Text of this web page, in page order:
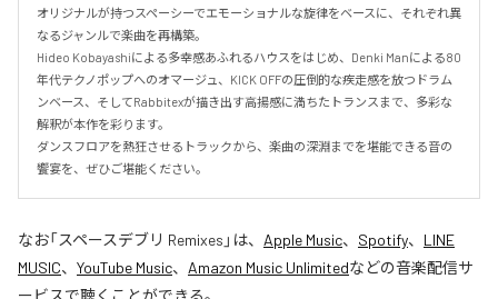
オリジナルが持つスペーシーでエモーショナルな旋律をベースに、それぞれ異
なるジャンルで楽曲を再構築。
Hideo Kobayashiによる多幸感あふれるハウスをはじめ、Denki Manによる80
年代テクノポップへのオマージュ、KICK OFFの圧倒的な疾走感を放つドラム
ンベース、そしてRabbitexが描き出す高揚感に満ちたトランスまで、多彩な
解釈が本作を彩ります。
ダンスフロアを熱狂させるトラックから、楽曲の深淵までを堪能できる音の
饗宴を、ぜひご堪能ください。
なお「スペースデブリ Remixes 」は、 Apple Music、 Spotify、 LINE
MUSIC、 YouTube Music、 Amazon Music Unlimitedなどの音楽配信サ